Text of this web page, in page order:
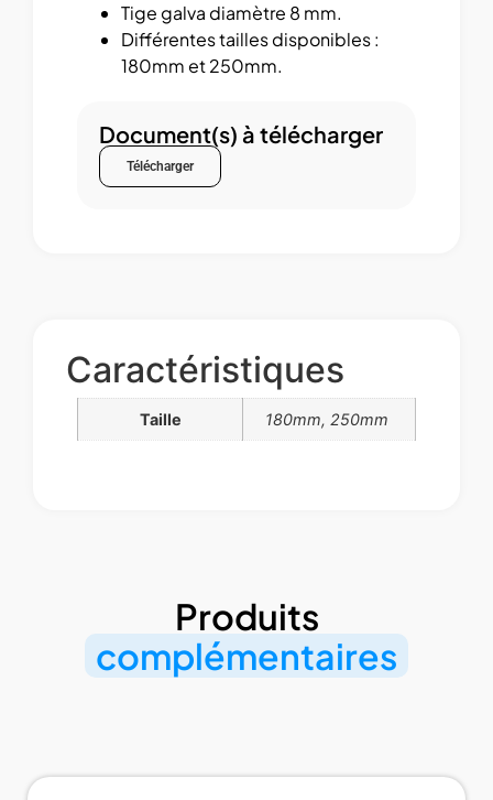
Tige galva diamètre 8 mm.
Différentes tailles disponibles :
180mm et 250mm.
Document(s) à télécharger
Télécharger
Caractéristiques
Taille 180mm, 250mm
Produits
complémentaires